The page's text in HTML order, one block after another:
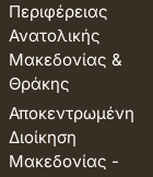
Περιφέρειας
Ανατολικής
Μακεδονίας &
Θράκης
Αποκεντρωμένη
Διοίκηση
Μακεδονίας -